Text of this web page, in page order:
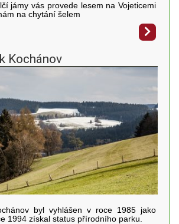
jámy vás provede lesem na Vojeticemi
na chytání šelem
Kochánov
byl vyhlášen v roce 1985 jako
1994 získal status přírodního parku.